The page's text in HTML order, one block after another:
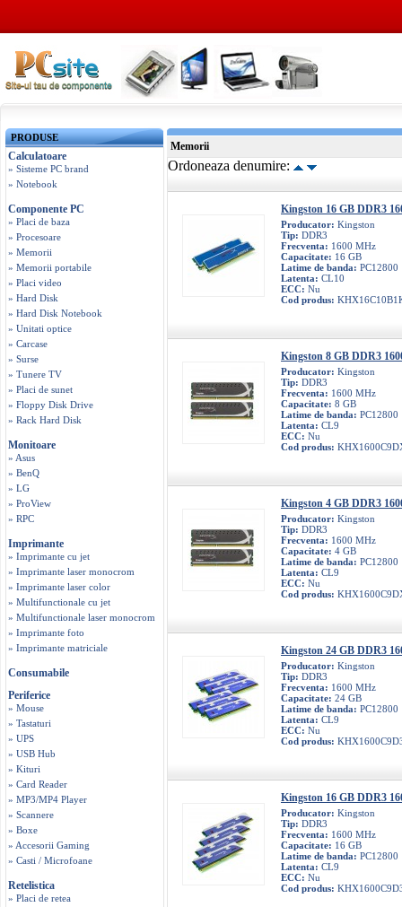
PRODUSE
Calculatoare
» Sisteme PC brand
» Notebook
Componente PC
» Placi de baza
» Procesoare
» Memorii
» Memorii portabile
» Placi video
» Hard Disk
» Hard Disk Notebook
» Unitati optice
» Carcase
» Surse
» Tunere TV
» Placi de sunet
» Floppy Disk Drive
» Rack Hard Disk
Monitoare
» Asus
» BenQ
» LG
» ProView
» RPC
Imprimante
» Imprimante cu jet
» Imprimante laser monocrom
» Imprimante laser color
» Multifunctionale cu jet
» Multifunctionale laser monocrom
» Imprimante foto
» Imprimante matriciale
Consumabile
Periferice
» Mouse
» Tastaturi
» UPS
» USB Hub
» Kituri
» Card Reader
» MP3/MP4 Player
» Scannere
» Boxe
» Accesorii Gaming
» Casti / Microfoane
Retelistica
» Placi de retea
Memorii
Ordoneaza denumire:
Kingston 16 GB DDR3
Producator: Kingston
Tip: DDR3
Frecventa: 1600 MHz
Capacitate: 16 GB
Latime de banda: PC12800
Latenta: CL10
ECC: Nu
Cod produs:
Kingston 8 GB DDR3
Producator: Kingston
Tip: DDR3
Frecventa: 1600 MHz
Capacitate: 8 GB
Latime de banda: PC12800
Latenta: CL9
ECC: Nu
Cod produs:
Kingston 4 GB DDR3
Producator: Kingston
Tip: DDR3
Frecventa: 1600 MHz
Capacitate: 4 GB
Latime de banda: PC12800
Latenta: CL9
ECC: Nu
Cod produs:
Kingston 24 GB DDR3
Producator: Kingston
Tip: DDR3
Frecventa: 1600 MHz
Capacitate: 24 GB
Latime de banda: PC12800
Latenta: CL9
ECC: Nu
Cod produs:
Kingston 16 GB DDR3
Producator: Kingston
Tip: DDR3
Frecventa: 1600 MHz
Capacitate: 16 GB
Latime de banda: PC12800
Latenta: CL9
ECC: Nu
Cod produs: